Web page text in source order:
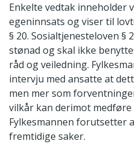
Enkelte vedtak inneholder
egeninnsats og viser til
§ 20. Sosialtjenesteloven
stønad og skal ikke
råd og veiledning.
intervju med ansatte at
men mer som
vilkår kan derimot
Fylkesmannen forutsetter
fremtidige saker.